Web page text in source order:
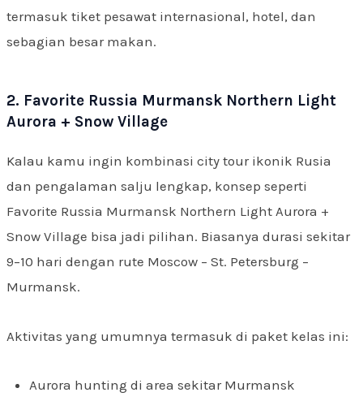
termasuk tiket pesawat internasional, hotel, dan
sebagian besar makan.
2. Favorite Russia Murmansk Northern Light
Aurora + Snow Village
Kalau kamu ingin kombinasi city tour ikonik Rusia
dan pengalaman salju lengkap, konsep seperti
Favorite Russia Murmansk Northern Light Aurora +
Snow Village bisa jadi pilihan. Biasanya durasi sekitar
9–10 hari dengan rute Moscow – St. Petersburg –
Murmansk.
Aktivitas yang umumnya termasuk di paket kelas ini:
Aurora hunting di area sekitar Murmansk